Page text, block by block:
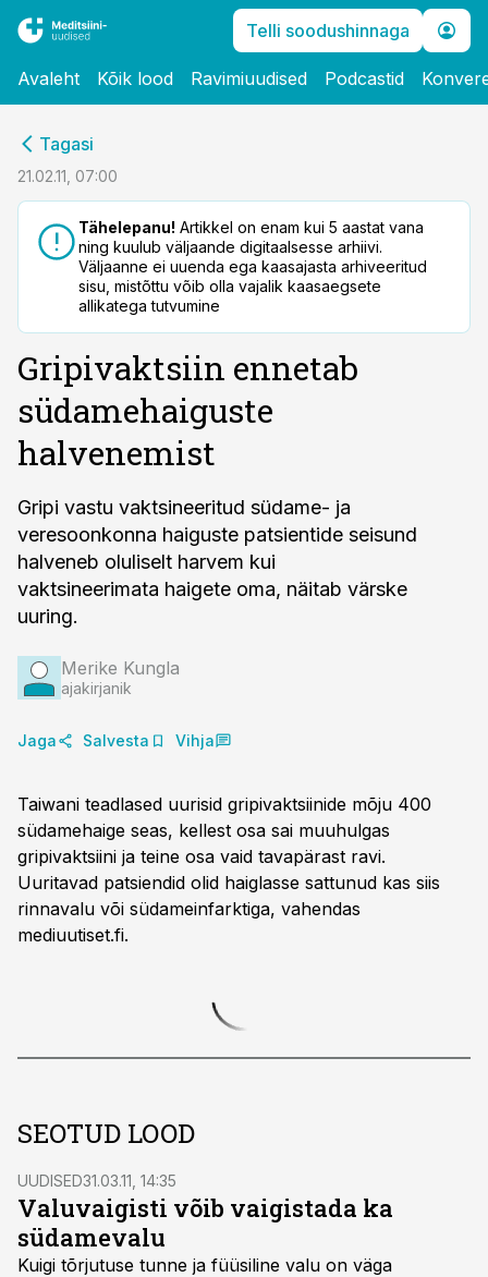
Telli soodushinnaga
Avaleht Kõik lood Ravimiuudised Podcastid
Tagasi
21.02.11, 07:00
Tähelepanu! Artikkel on enam kui 5 aastat vana
ning kuulub väljaande digitaalsesse arhiivi.
Väljaanne ei uuenda ega kaasajasta arhiveeritud
sisu, mistõttu võib olla vajalik kaasaegsete
allikatega tutvumine
Gripivaktsiin ennetab
südamehaiguste
halvenemist
Gripi vastu vaktsineeritud südame- ja
veresoonkonna haiguste patsientide seisund
halveneb oluliselt harvem kui
vaktsineerimata haigete oma, näitab värske
uuring.
Merike Kungla
ajakirjanik
Jaga Salvesta Vihja
Taiwani teadlased uurisid gripivaktsiinide mõju 400
südamehaige seas, kellest osa sai muuhulgas
gripivaktsiini ja teine osa vaid tavapärast ravi.
Uuritavad patsiendid olid haiglasse sattunud kas siis
rinnavalu või südameinfarktiga, vahendas
mediuutiset.fi.
SEOTUD LOOD
UUDISED31.03.11, 14:35
Valuvaigisti võib vaigistada ka
südamevalu
Kuigi tõrjutuse tunne ja füüsiline valu on väga